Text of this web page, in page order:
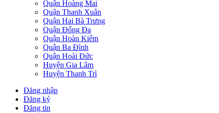
Quận Hoàng Mai
Quận Thanh Xuân
Quận Hai Bà Trưng
Quận Đống Đa
Quận Hoàn Kiếm
Quận Ba Đình
Quận Hoài Đức
Huyện Gia Lâm
Huyện Thanh Trì
Đăng nhập
Đăng ký
Đăng tin